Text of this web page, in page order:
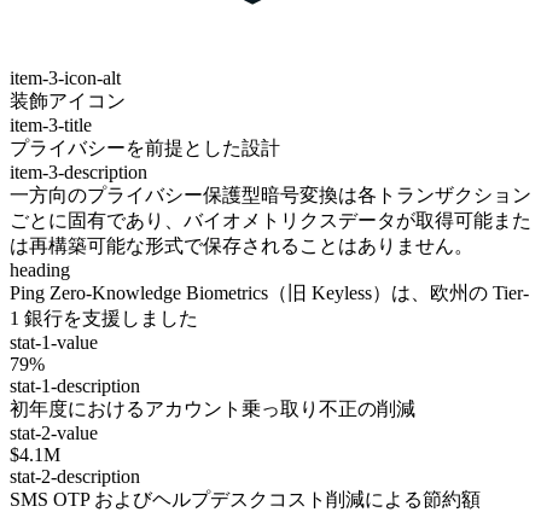
item-3-icon-alt
装飾アイコン
item-3-title
プライバシーを前提とした設計
item-3-description
一方向のプライバシー保護型暗号変換は各トランザクション
ごとに固有であり、バイオメトリクスデータが取得可能また
は再構築可能な形式で保存されることはありません。
heading
Ping Zero-Knowledge Biometrics（旧 Keyless）は、欧州の Tier-
1 銀行を支援しました
stat-1-value
79%
stat-1-description
初年度におけるアカウント乗っ取り不正の削減
stat-2-value
$4.1M
stat-2-description
SMS OTP およびヘルプデスクコスト削減による節約額